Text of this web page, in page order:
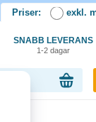
Priser: exkl.
SNABB LEVERANS
1-2 dagar